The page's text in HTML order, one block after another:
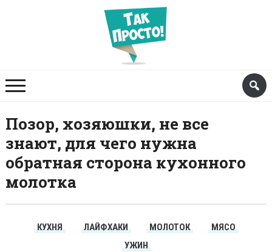
Позор, хозяюшки, не все
знают, для чего нужна
обратная сторона кухонного
молотка
КУХНЯ ЛАЙФХАКИ МОЛОТОК
МЯСО
УЖИН